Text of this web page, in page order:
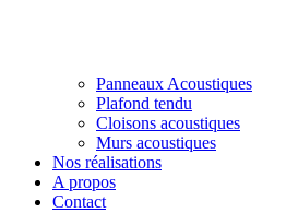
Panneaux Acoustiques
Plafond tendu
Cloisons acoustiques
Murs acoustiques
Nos réalisations
A propos
Contact